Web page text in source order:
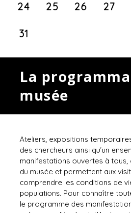
24 25 26 27
31
La
musée
Ateliers, expositions
des chercheurs ainsi qu'un
manifestations ouvertes à tous,
du musée et permettent aux
comprendre les conditions de
populations. Pour connaître
le programme des